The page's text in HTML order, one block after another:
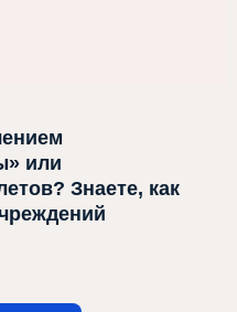
или
Знаете, как